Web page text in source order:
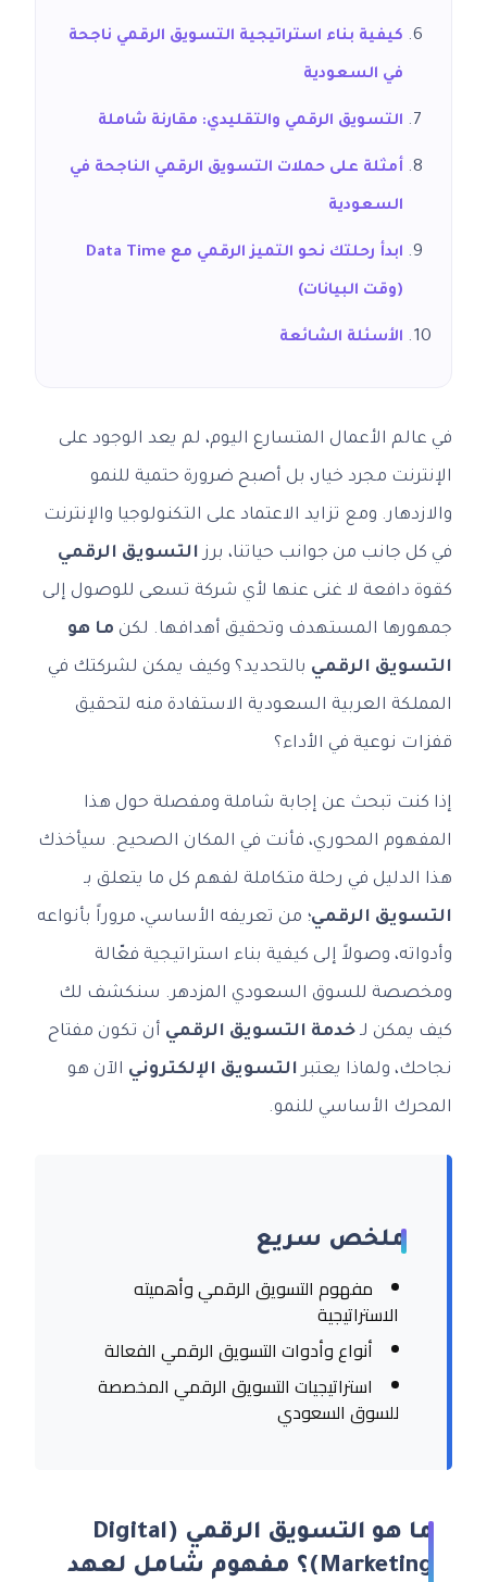
كيفية بناء استراتيجية التسويق الرقمي ناجحة
في السعودية
التسويق الرقمي والتقليدي: مقارنة شاملة
أمثلة على حملات التسويق الرقمي الناجحة في
السعودية
ابدأ رحلتك نحو التميز الرقمي مع Data Time
(وقت البيانات)
الأسئلة الشائعة
في عالم الأعمال المتسارع اليوم، لم يعد الوجود على
الإنترنت مجرد خيار، بل أصبح ضرورة حتمية للنمو
والازدهار. ومع تزايد الاعتماد على التكنولوجيا والإنترنت
في كل جانب من جوانب حياتنا، برز التسويق الرقمي
كقوة دافعة لا غنى عنها لأي شركة تسعى للوصول إلى
جمهورها المستهدف وتحقيق أهدافها. لكن ما هو
التسويق الرقمي بالتحديد؟ وكيف يمكن لشركتك في
المملكة العربية السعودية الاستفادة منه لتحقيق
قفزات نوعية في الأداء؟
إذا كنت تبحث عن إجابة شاملة ومفصلة حول هذا
المفهوم المحوري، فأنت في المكان الصحيح. سيأخذك
هذا الدليل في رحلة متكاملة لفهم كل ما يتعلق بـ
التسويق الرقمي؛ من تعريفه الأساسي، مروراً بأنواعه
وأدواته، وصولاً إلى كيفية بناء استراتيجية فعّالة
ومخصصة للسوق السعودي المزدهر. سنكشف لك
كيف يمكن لـ خدمة التسويق الرقمي أن تكون مفتاح
نجاحك، ولماذا يعتبرالتسويق الإلكتروني الآن هو
المحرك الأساسي للنمو.
ملخص سريع
مفهوم التسويق الرقمي وأهميته
الاستراتيجية
أنواع وأدوات التسويق الرقمي الفعالة
استراتيجيات التسويق الرقمي المخصصة
للسوق السعودي
ما هو التسويق الرقمي (Digital
Marketing)؟ مفهوم شامل لعهد